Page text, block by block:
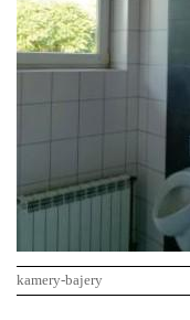
kamery-bajery